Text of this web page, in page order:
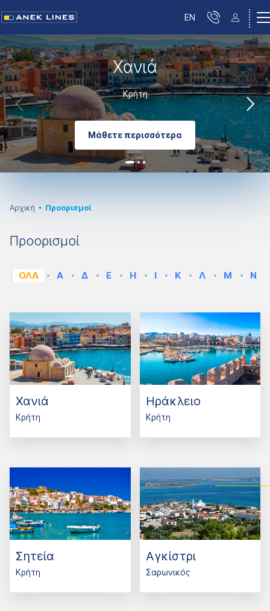
EN
Χανιά
Κρήτη
Μάθετε περισσότερα
Αρχική Προορισμοί
Προορισμοί
ΟΛΑ Α Δ Ε Η Ι Κ Λ Μ Ν
Χανιά
Κρήτη
Ηράκλειο
Κρήτη
Σητεία
Κρήτη
Αγκίστρι
Σαρωνικός